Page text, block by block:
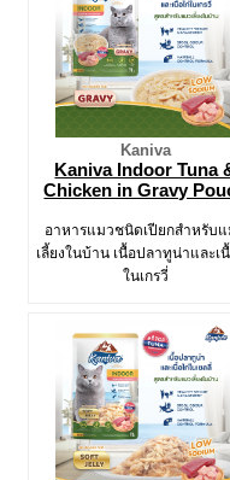
Kaniva
Kaniva Indoor Tuna
Chicken in Gravy
อาหารแมวชนิดเปียกสำหรับแ
เลี้ยงในบ้าน เนื้อปลาทูน่าและเ
ในเกรวี่